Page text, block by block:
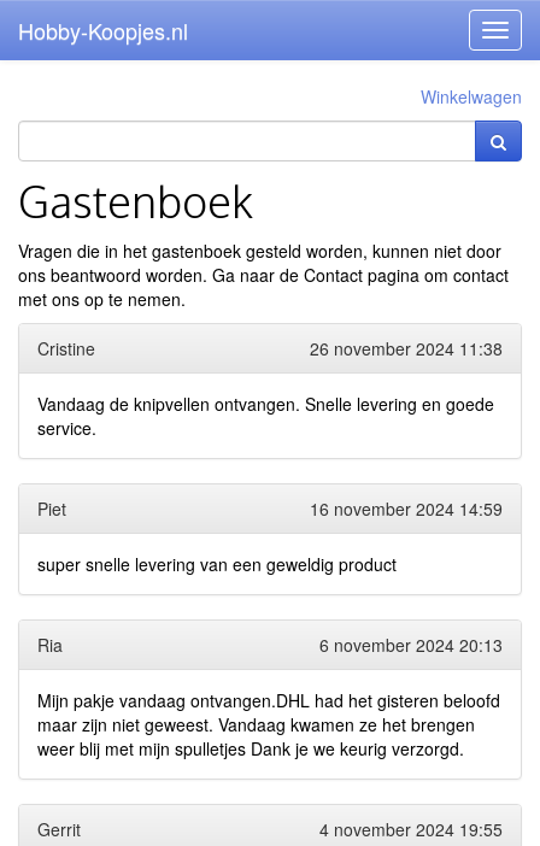
Hobby-Koopjes.nl
Winkelwagen
Gastenboek
Vragen die in het gastenboek gesteld worden, kunnen niet door
ons beantwoord worden. Ga naar de Contact pagina om contact
met ons op te nemen.
Cristine 26 november 2024 11:38
Vandaag de knipvellen ontvangen. Snelle levering en goede
service.
Piet 16 november 2024 14:59
super snelle levering van een geweldig product
Ria 6 november 2024 20:13
Mijn pakje vandaag ontvangen.DHL had het gisteren beloofd
maar zijn niet geweest. Vandaag kwamen ze het brengen
weer blij met mijn spulletjes Dank je we keurig verzorgd.
Gerrit 4 november 2024 19:55